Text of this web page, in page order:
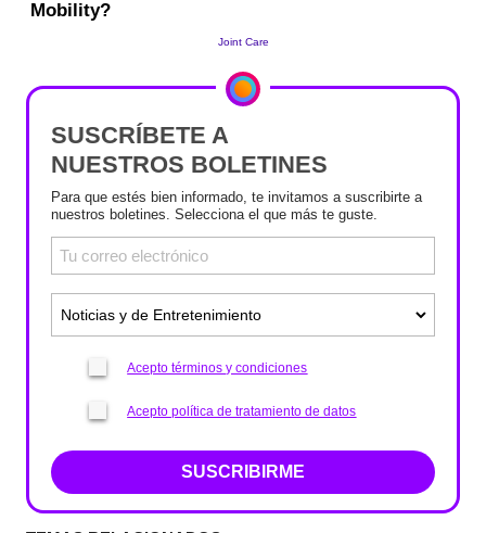
SUSCRÍBETE A
NUESTROS BOLETINES
Para que estés bien informado, te invitamos a suscribirte a
nuestros boletines. Selecciona el que más te guste.
Acepto términos y condiciones
Acepto política de tratamiento de datos
SUSCRIBIRME